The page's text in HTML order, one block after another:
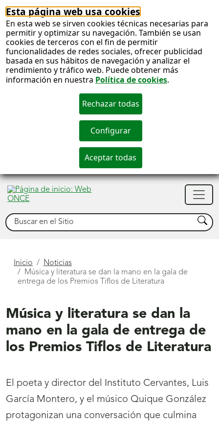
Esta página web usa cookies
En esta web se sirven cookies técnicas necesarias para
permitir y optimizar su navegación. También se usan
cookies de terceros con el fin de permitir
funcionalidades de redes sociales, ofrecer publicidad
basada en sus hábitos de navegación y analizar el
rendimiento y tráfico web. Puede obtener más
información en nuestra Política de cookies.
Buscar Buscar
Está
aquí
Inicio
Noticias
Música y literatura se dan la mano en la gala de
entrega de los Premios Tiflos de Literatura
Música y literatura se dan la
mano en la gala de entrega de
los Premios Tiflos de Literatura
El poeta y director del Instituto Cervantes, Luis
García Montero, y el músico Quique González
protagonizan una conversación que culmina